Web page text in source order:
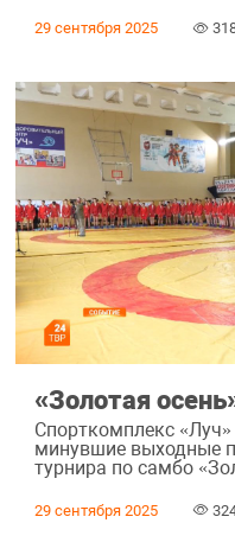
29 сентября 2025
«Золотая
Спорткомплекс
минувшие выходные
турнира по самбо
29 сентября 2025